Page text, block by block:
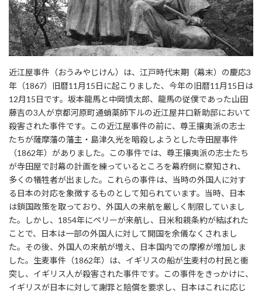
近江屋事件（おうみやじけん）は、江戸時代末期（幕末）の慶応3
年（1867）旧暦11月15日に起こりました、今年の旧暦11月15日は
12月15日です。坂本龍馬と中岡慎太郎、龍馬の従僕であった山田
藤吉の3人が京都河原町通蛸薬師下ルの近江屋井口新助邸において
殺害された事件です。この近江屋事件の前に、尊王攘夷派の志士
たちが薩摩藩の藩主・島津久光を暗殺しようとした寺田屋事件
（1862年）がありました。この事件では、尊王攘夷派の志士たち
が寺田屋で討幕の計画を練っているところを幕府側に察知され、
多くの犠牲者が出ました。これらの事件は、当時の外国人に対す
る日本の対応を象徴するものとして知られています。当時、日本
は鎖国政策を取っており、外国人の来航を厳しく制限していまし
た。しかし、1854年にペリーが来航し、日米和親条約が結ばれた
ことで、日本は一部の外国人に対して開国を余儀なくされまし
た。その後、外国人の来航が増え、日本国内での摩擦が増加しま
した。生麦事件（1862年）は、イギリスの船が生麦村の村民と衝
突し、イギリス人が殺害された事件です。この事件をきっかけに、
イギリスが日本に対して謝罪と賠償を要求し、日本はこれに応じ